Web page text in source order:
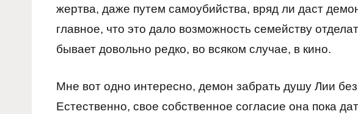
жертва, даже путем самоубийства, вряд ли даст
главное, что это дало возможность семейству
бывает довольно редко, во всяком случае, в кино.
Мне вот одно интересно, демон забрать душу Лии
Естественно, свое собственное согласие она пока